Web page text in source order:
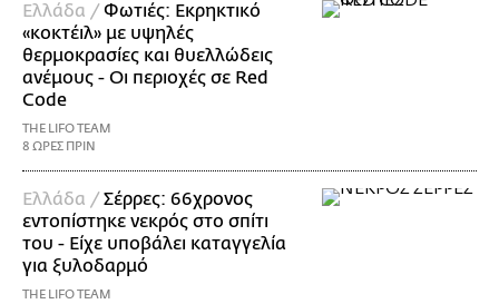
Ελλάδα /Φωτιές: Εκρηκτικό
«κοκτέιλ» με υψηλές
θερμοκρασίες και θυελλώδεις
ανέμους - Οι περιοχές σε Red
Code
THE LIFO TEAM
8 ΩΡΕΣ ΠΡΙΝ
Ελλάδα /Σέρρες: 66χρονος
εντοπίστηκε νεκρός στο σπίτι
του - Είχε υποβάλει καταγγελία
για ξυλοδαρμό
THE LIFO TEAM